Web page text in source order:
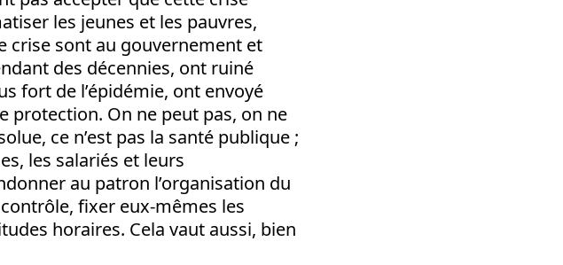
les jeunes et les pauvres,
crise sont au gouvernement et
des décennies, ont ruiné
fort de l’épidémie, ont envoyé
protection. On ne peut pas, on ne
ce n’est pas la santé publique ;
les salariés et leurs
au patron l’organisation du
fixer eux-mêmes les
horaires. Cela vaut aussi, bien